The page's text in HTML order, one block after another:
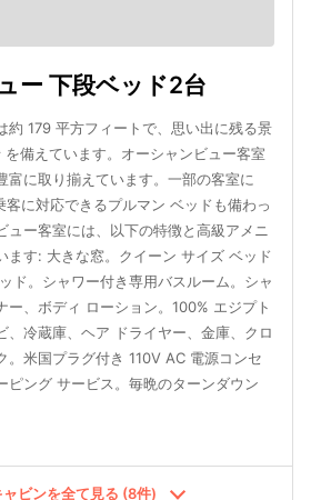
ー 下段ベッド2台
約 179 平方フィートで、思い出に残る景
備えています。オーシャンビュー客室
富に取り揃えています。一部の客室に
に対応できるプルマン ベッドも備わっ
ュー客室には、以下の特徴と高級アメニ
ます: 大きな窓。クイーン サイズ ベッド
ド。シャワー付き専用バスルーム。シャ
ー、ボディ ローション。100% エジプト
、冷蔵庫、ヘア ドライヤー、金庫、クロ
。米国プラグ付き 110V AC 電源コンセ
ピング サービス。毎晩のターンダウン
ビンを全て見る (8件)